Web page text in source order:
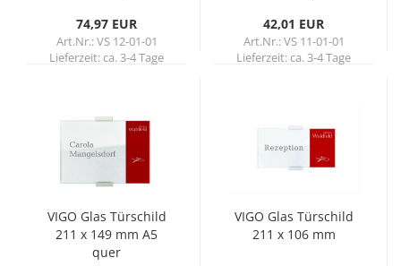
74,97 EUR
Art.Nr.: VS 12-01-01
Lieferzeit:ca. 3-4 Tage
42,01 EUR
Art.Nr.: VS 11-01-01
Lieferzeit:ca. 3-4 Tage
VIGO Glas Tür­schild
211 x 149 mm A5
quer
VIGO Glas Tür­schild
211 x 106 mm